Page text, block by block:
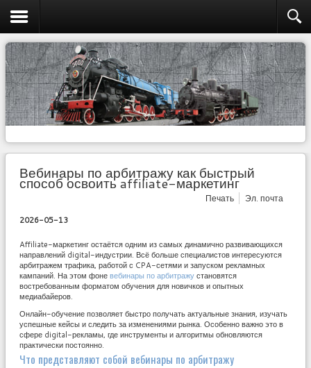
Вебинары по арбитражу как быстрый
способ освоить affiliate-маркетинг
Печать Эл. почта
2026-05-13
Affiliate-маркетинг остаётся одним из самых динамично развивающихся
направлений digital-индустрии. Всё больше специалистов интересуются
арбитражем трафика, работой с CPA-сетями и запуском рекламных
кампаний. На этом фоневебинары по арбитражустановятся
востребованным форматом обучения для новичков и опытных
медиабайеров.
Онлайн-обучение позволяет быстро получать актуальные знания, изучать
успешные кейсы и следить за изменениями рынка. Особенно важно это в
сфере digital-рекламы, где инструменты и алгоритмы обновляются
практически постоянно.
Что представляют собой вебинары по арбитражу